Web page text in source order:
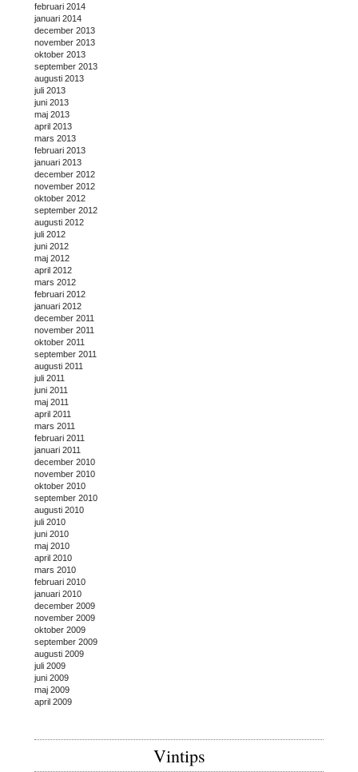
februari 2014
januari 2014
december 2013
november 2013
oktober 2013
september 2013
augusti 2013
juli 2013
juni 2013
maj 2013
april 2013
mars 2013
februari 2013
januari 2013
december 2012
november 2012
oktober 2012
september 2012
augusti 2012
juli 2012
juni 2012
maj 2012
april 2012
mars 2012
februari 2012
januari 2012
december 2011
november 2011
oktober 2011
september 2011
augusti 2011
juli 2011
juni 2011
maj 2011
april 2011
mars 2011
februari 2011
januari 2011
december 2010
november 2010
oktober 2010
september 2010
augusti 2010
juli 2010
juni 2010
maj 2010
april 2010
mars 2010
februari 2010
januari 2010
december 2009
november 2009
oktober 2009
september 2009
augusti 2009
juli 2009
juni 2009
maj 2009
april 2009
Vintips